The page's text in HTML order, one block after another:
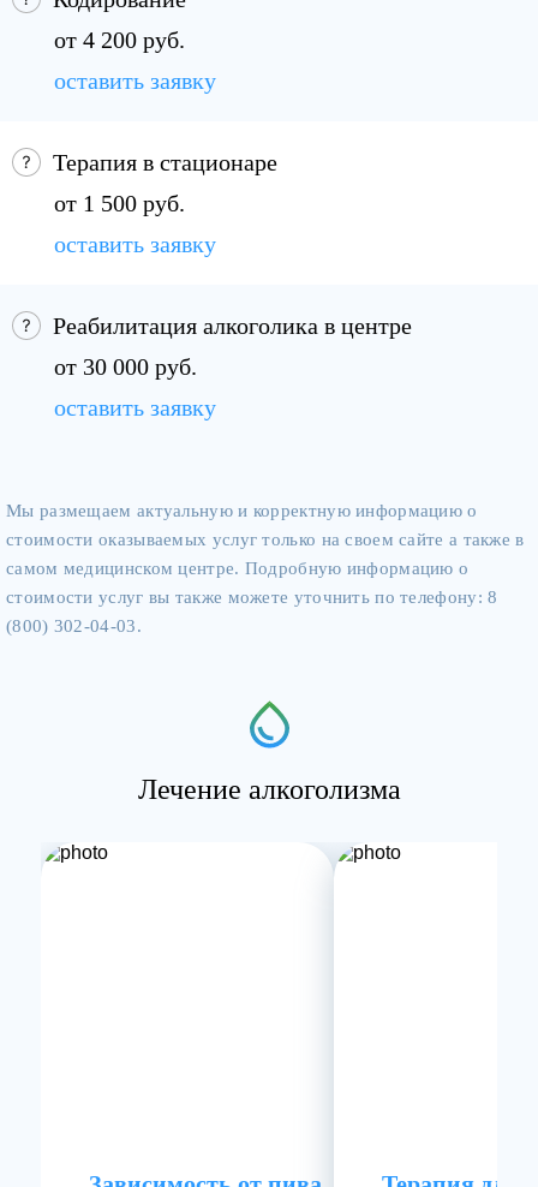
от 4 200 руб.
оставить заявку
Терапия в стационаре
от 1 500 руб.
оставить заявку
Реабилитация алкоголика в центре
от 30 000 руб.
оставить заявку
Мы размещаем актуальную и корректную информацию о
стоимости оказываемых услуг только на своем сайте а также в
самом медицинском центре. Подробную информацию о
стоимости услуг вы также можете уточнить по телефону: 8
(800) 302-04-03.
Лечение алкоголизма